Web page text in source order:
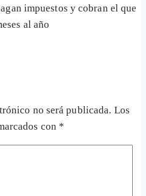
impuestos y cobran el que
al año
no será publicada. Los
con *